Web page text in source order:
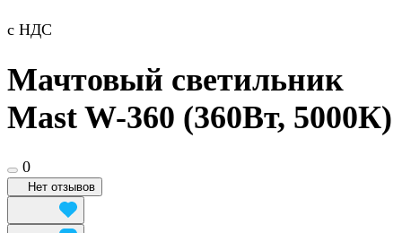
с НДС
Мачтовый светильник
Mast W-360 (360Вт, 5000К)
0
Нет отзывов